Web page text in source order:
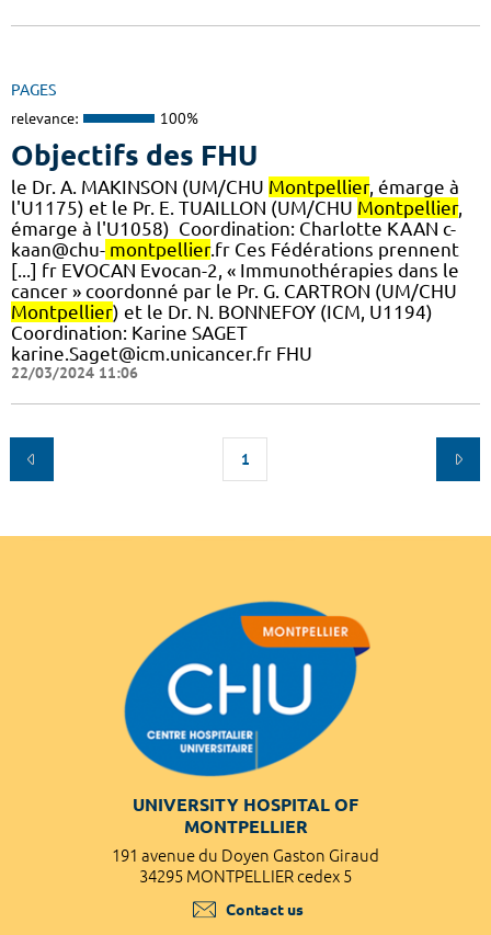
PAGES
relevance: 100%
Objectifs des FHU
le Dr. A. MAKINSON (UM/CHU Montpellier, émarge à
l'U1175) et le Pr. E. TUAILLON (UM/CHU Montpellier,
émarge à l'U1058) ​ Coordination: Charlotte KAAN c-
kaan@chu- montpellier.fr Ces Fédérations prennent
[...] fr EVOCAN Evocan-2, « Immunothérapies dans le
cancer » coordonné par le Pr. G. CARTRON (UM/CHU
Montpellier) et le Dr. N. BONNEFOY (ICM, U1194)
Coordination: Karine SAGET
karine.Saget@icm.unicancer.fr FHU
22/03/2024 11:06
1
UNIVERSITY HOSPITAL OF
MONTPELLIER
191 avenue du Doyen Gaston Giraud
34295 MONTPELLIER cedex 5
Contact us